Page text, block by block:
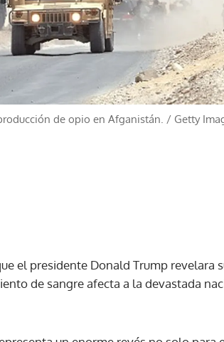
de opio en Afganistán. / Getty
el presidente Donald Trump revelara
de sangre afecta a la devastada